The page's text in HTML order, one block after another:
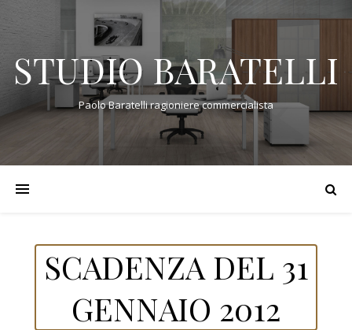
STUDIO BARATELLI
Paolo Baratelli ragioniere commercialista
SCADENZA DEL 31
GENNAIO 2012